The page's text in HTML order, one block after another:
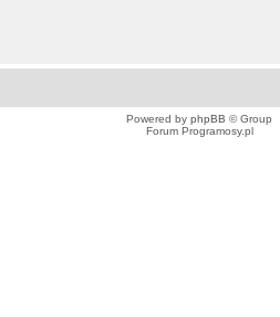
Powered by phpBB © Group
Forum Programosy.pl